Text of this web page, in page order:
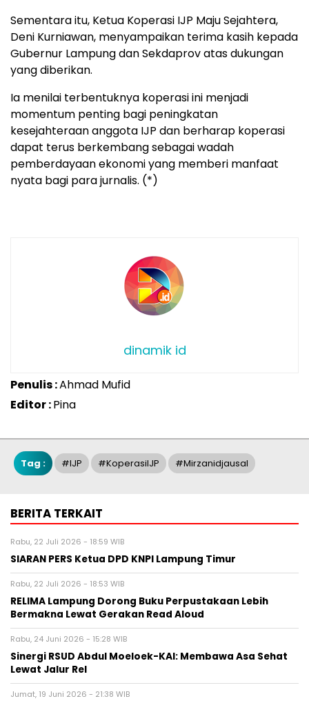
Sementara itu, Ketua Koperasi IJP Maju Sejahtera,
Deni Kurniawan, menyampaikan terima kasih kepada
Gubernur Lampung dan Sekdaprov atas dukungan
yang diberikan.
Ia menilai terbentuknya koperasi ini menjadi
momentum penting bagi peningkatan
kesejahteraan anggota IJP dan berharap koperasi
dapat terus berkembang sebagai wadah
pemberdayaan ekonomi yang memberi manfaat
nyata bagi para jurnalis. (*)
dinamik id
Penulis :Ahmad Mufid
Editor :Pina
Tag : #IJP #KoperasiIJP #mirzanidjausal
BERITA TERKAIT
Rabu, 22 Juli 2026 - 18:59 WIB
SIARAN PERS Ketua DPD KNPI Lampung Timur
Rabu, 22 Juli 2026 - 18:53 WIB
RELIMA Lampung Dorong Buku Perpustakaan Lebih
Bermakna Lewat Gerakan Read Aloud
Rabu, 24 Juni 2026 - 15:28 WIB
Sinergi RSUD Abdul Moeloek-KAI: Membawa Asa Sehat
Lewat Jalur Rel
Jumat, 19 Juni 2026 - 21:38 WIB